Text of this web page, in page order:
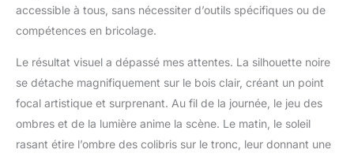
accessible à tous, sans nécessiter d’outils spécifiques ou de
compétences en bricolage.
Le résultat visuel a dépassé mes attentes. La silhouette noire
se détache magnifiquement sur le bois clair, créant un point
focal artistique et surprenant. Au fil de la journée, le jeu des
ombres et de la lumière anime la scène. Le matin, le soleil
rasant étire l’ombre des colibris sur le tronc, leur donnant une